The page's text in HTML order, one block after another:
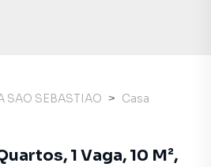
SAO SEBASTIAO
Casa
1 Vaga, 10 M²,